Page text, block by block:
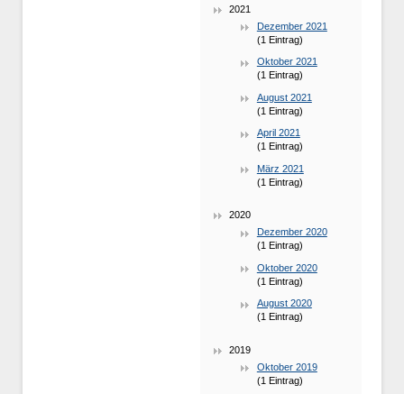
2021
Dezember 2021
(1 Eintrag)
Oktober 2021
(1 Eintrag)
August 2021
(1 Eintrag)
April 2021
(1 Eintrag)
März 2021
(1 Eintrag)
2020
Dezember 2020
(1 Eintrag)
Oktober 2020
(1 Eintrag)
August 2020
(1 Eintrag)
2019
Oktober 2019
(1 Eintrag)